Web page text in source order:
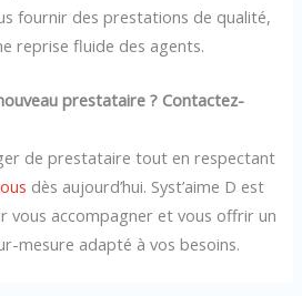
fournir des prestations de qualité,
reprise fluide des agents.
prestataire ? Contactez-
de prestataire tout en respectant
dès aujourd’hui. Syst’aime D est
vous accompagner et vous offrir un
mesure adapté à vos besoins.